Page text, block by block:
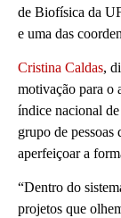
de Biofísica da
e uma das
Cristina Caldas,
motivação para o
índice nacional
grupo de pessoas
aperfeiçoar a
“Dentro do
projetos que